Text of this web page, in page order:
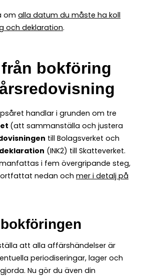
om alla datum du måste ha koll
och deklaration.
bokföring
handlar i grunden om tre
(att sammanställa och justera
till Bolagsverket och
(INK2) till Skatteverket.
i fem övergripande steg,
nedan och mer i detalj på
att alla affärshändelser är
periodiseringar, lager och
Nu gör du även din